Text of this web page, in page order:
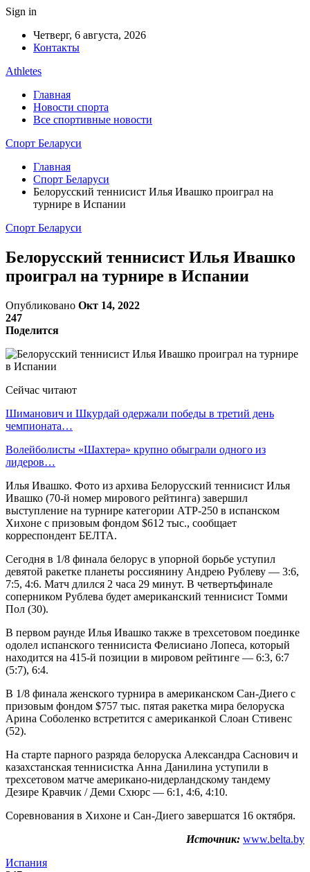
Sign in
Четверг, 6 августа, 2026
Контакты
Athletes
Главная
Новости спорта
Все спортивные новости
Спорт Беларуси
Главная
Спорт Беларуси
Белорусский теннисист Илья Ивашко проиграл на
турнире в Испании
Спорт Беларуси
Белорусский теннисист Илья Ивашко
проиграл на турнире в Испании
Опубликовано Окт 14, 2022
247
Поделится
Сейчас читают
Шиманович и Шкурдай одержали победы в третий день
чемпионата…
Волейболисты «Шахтера» крупно обыграли одного из
лидеров…
Илья Ивашко. Фото из архива Белорусский теннисист Илья
Ивашко (70-й номер мирового рейтинга) завершил
выступление на турнире категории АТР-250 в испанском
Хихоне с призовым фондом $612 тыс., сообщает
корреспондент БЕЛТА.
Сегодня в 1/8 финала белорус в упорной борьбе уступил
девятой ракетке планеты россиянину Андрею Рублеву — 3:6,
7:5, 4:6. Матч длился 2 часа 29 минут. В четвертьфинале
соперником Рублева будет американский теннисист Томми
Пол (30).
В первом раунде Илья Ивашко также в трехсетовом поединке
одолел испанского теннисиста Фелисиано Лопеса, который
находится на 415-й позиции в мировом рейтинге — 6:3, 6:7
(5:7), 6:4.
В 1/8 финала женского турнира в американском Сан-Диего с
призовым фондом $757 тыс. пятая ракетка мира белоруска
Арина Соболенко встретится с американкой Слоан Стивенс
(52).
На старте парного разряда белоруска Александра Саснович и
казахстанская теннисистка Анна Данилина уступили в
трехсетовом матче американо-нидерландскому тандему
Дезире Кравчик / Деми Схюрс — 6:1, 4:6, 4:10.
Соревнования в Хихоне и Сан-Диего завершатся 16 октября.
Источник: www.belta.by
Испания